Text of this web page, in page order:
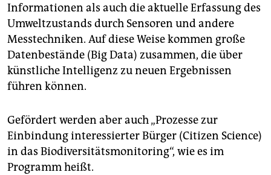
Informationen als auch die aktuelle Erfassung des
Umweltzustands durch Sensoren und andere
Messtechniken. Auf diese Weise kommen große
Datenbestände (Big Data) zusammen, die über
künstliche Intelligenz zu neuen Ergebnissen
führen können.
Gefördert werden aber auch „Prozesse zur
Einbindung interessierter Bürger (Citizen Science)
in das Biodiversitätsmonitoring“, wie es im
Programm heißt.